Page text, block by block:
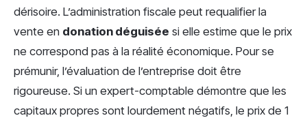
dérisoire. L’administration fiscale peut requalifier la
vente en donation déguisée si elle estime que le prix
ne correspond pas à la réalité économique. Pour se
prémunir, l’évaluation de l’entreprise doit être
rigoureuse. Si un expert-comptable démontre que les
capitaux propres sont lourdement négatifs, le prix de 1